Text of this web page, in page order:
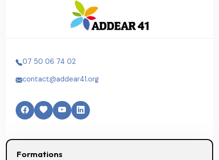
07 50 06 74 02
contact@addear41.org
Formations